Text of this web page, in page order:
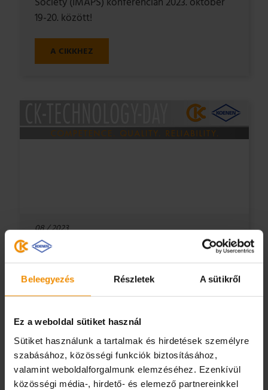
Beleegyezés Részletek A sütikről
Ez a weboldal sütiket használ
Sütiket használunk a tartalmak és hirdetések személyre
szabásához, közösségi funkciók biztosításához,
valamint weboldalforgalmunk elemzéséhez. Ezenkívül
közösségi média-, hirdető- és elemező partnereinkkel
19-20. között!
A CIKKHEZ
08 / 2023
Mentse el a dátumot: CK-
Technology Day
Örömmel jelentjük be, hogy 2023.
szeptember 19-én ismét megrendezzük
népszerű CK Technológiai Napunkat. Az…